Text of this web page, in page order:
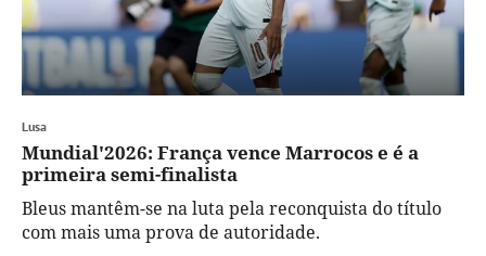
Lusa
Mundial'2026: França vence Marrocos e é a
primeira semi-finalista
Bleus mantêm-se na luta pela reconquista do título
com mais uma prova de autoridade.